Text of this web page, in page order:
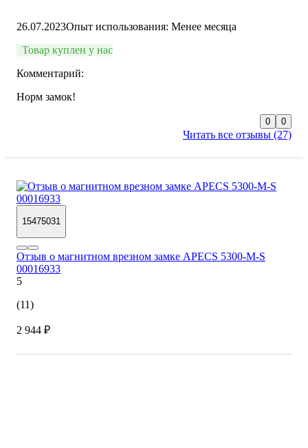
26.07.2023Опыт использования: Менее месяца
Товар куплен у нас
Комментарий:
Норм замок!
Читать все отзывы (27)
0 0
15475031
Отзыв о магнитном врезном замке APECS 5300-M-S
00016933
5
(11)
2 944 ₽